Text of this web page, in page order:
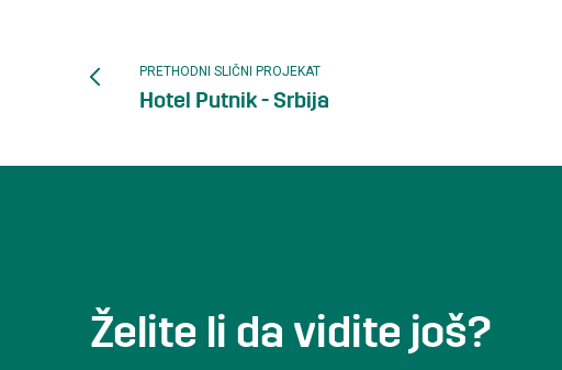
PRETHODNI SLIČNI PROJEKAT
Hotel Putnik - Srbija
Želite li da vidite još?